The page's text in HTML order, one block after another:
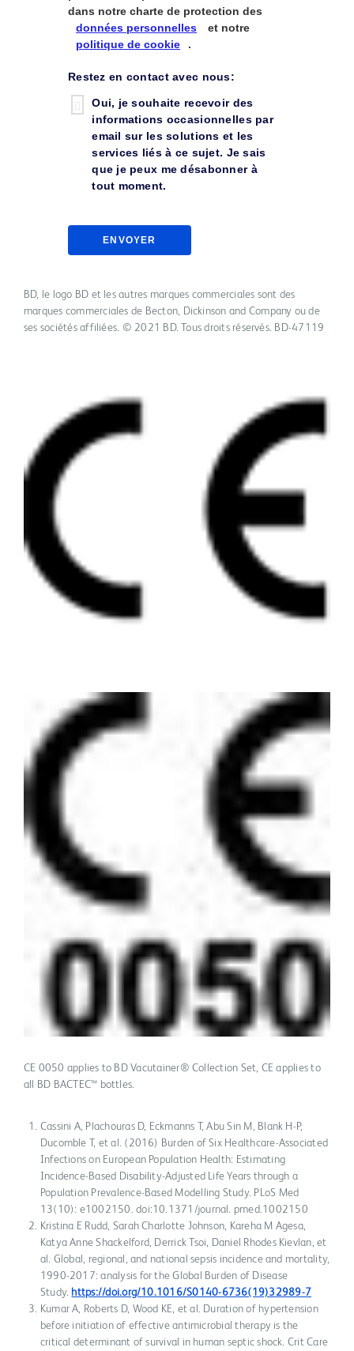
dans notre charte de protection des
données personnelles
et notre
politique de cookie
.
Restez en contact avec nous:
Oui, je souhaite recevoir des
informations occasionnelles par
email sur les solutions et les
services liés à ce sujet. Je sais
que je peux me désabonner à
tout moment.
ENVOYER
BD, le logo BD et les autres marques commerciales sont des
marques commerciales de Becton, Dickinson and Company ou de
ses sociétés affiliées. © 2021 BD. Tous droits réservés. BD-47119
CE 0050 applies to BD Vacutainer® Collection Set, CE applies to
all BD BACTEC™ bottles.
Cassini A, Plachouras D, Eckmanns T, Abu Sin M, Blank H-P,
Ducomble T, et al. (2016) Burden of Six Healthcare-Associated
Infections on European Population Health: Estimating
Incidence-Based Disability-Adjusted Life Years through a
Population Prevalence-Based Modelling Study. PLoS Med
13(10): e1002150. doi:10.1371/journal. pmed.1002150
Kristina E Rudd, Sarah Charlotte Johnson, Kareha M Agesa,
Katya Anne Shackelford, Derrick Tsoi, Daniel Rhodes Kievlan, et
al. Global, regional, and national sepsis incidence and mortality,
1990-2017: analysis for the Global Burden of Disease
Study. https://doi.org/10.1016/S0140-6736(19)32989-7
Kumar A, Roberts D, Wood KE, et al. Duration of hypertension
before initiation of effective antimicrobial therapy is the
critical determinant of survival in human septic shock. Crit Care